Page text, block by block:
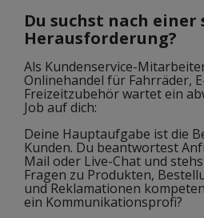
Du suchst nach einer
Herausforderung?
Als Kundenservice-
Onlinehandel für Fahrräder,
Freizeitzubehör wartet ein
Job auf dich:
Deine Hauptaufgabe ist die
Kunden. Du beantwortest
Mail oder Live-Chat und
Fragen zu Produkten,
und Reklamationen
ein Kommunikationsprofi?